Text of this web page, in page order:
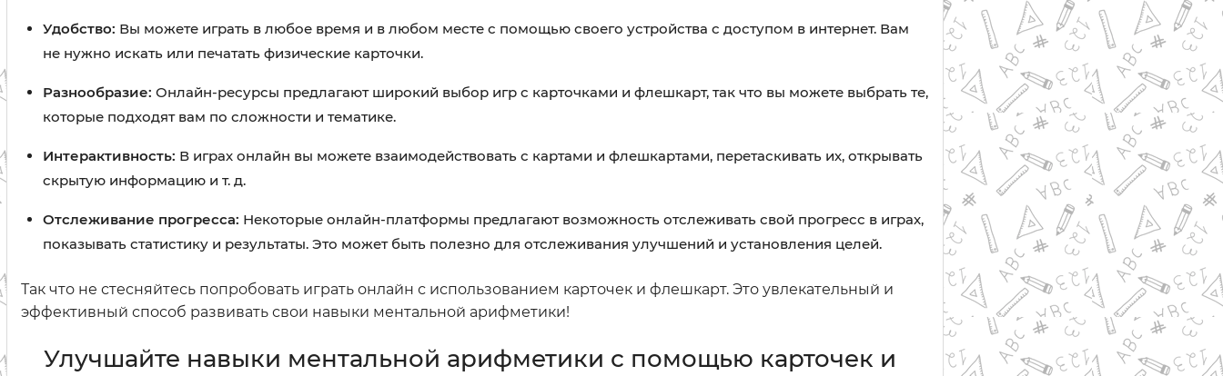
Удобство: Вы можете играть в любое время и в любом месте с помощью своего устройства с доступом в интернет. Вам
не нужно искать или печатать физические карточки.
Разнообразие: Онлайн-ресурсы предлагают широкий выбор игр с карточками и флешкарт, так что вы можете выбрать те,
которые подходят вам по сложности и тематике.
Интерактивность: В играх онлайн вы можете взаимодействовать с картами и флешкартами, перетаскивать их, открывать
скрытую информацию и т. д.
Отслеживание прогресса: Некоторые онлайн-платформы предлагают возможность отслеживать свой прогресс в играх,
показывать статистику и результаты. Это может быть полезно для отслеживания улучшений и установления целей.
Так что не стесняйтесь попробовать играть онлайн с использованием карточек и флешкарт. Это увлекательный и
эффективный способ развивать свои навыки ментальной арифметики!
Улучшайте навыки ментальной арифметики с помощью карточек и